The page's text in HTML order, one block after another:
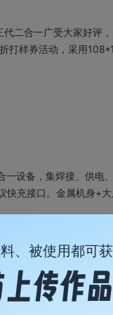
二合一广受大家好评
打样券活动，采用
设备，集焊接、供电
充接口。金属机身+
、被使用都可